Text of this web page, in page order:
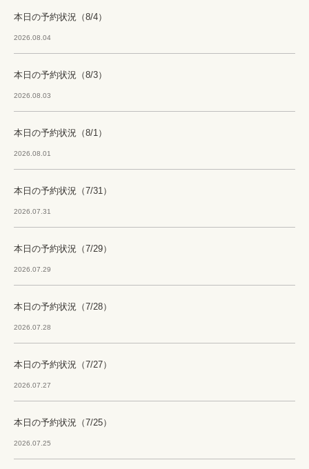
本日の予約状況（8/4）
2026.08.04
本日の予約状況（8/3）
2026.08.03
本日の予約状況（8/1）
2026.08.01
本日の予約状況（7/31）
2026.07.31
本日の予約状況（7/29）
2026.07.29
本日の予約状況（7/28）
2026.07.28
本日の予約状況（7/27）
2026.07.27
本日の予約状況（7/25）
2026.07.25